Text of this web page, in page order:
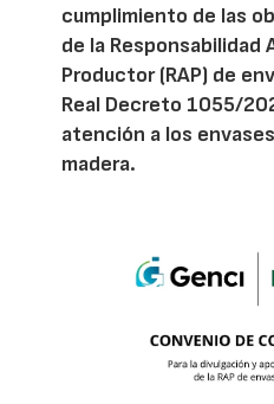
cumplimiento de las
de la Responsabilidad
Productor (RAP) de
Real Decreto 1055/
atención a los
madera.